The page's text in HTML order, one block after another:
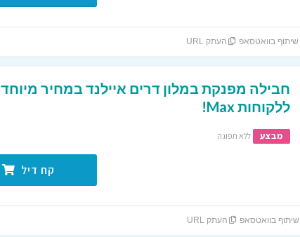
שיתוף בוואטסאפ העתק URL
חבילה מפנקת במלון דרים איילנד במחיר מיוחד
ללקוחות Max!
מבצע ללא תפוגה
קח דיל
שיתוף בוואטסאפ העתק URL